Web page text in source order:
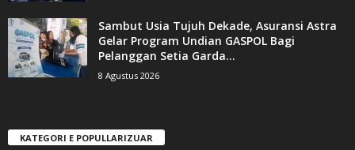
Sambut Usia Tujuh Dekade, Asuransi Astra
Gelar Program Undian GASPOL Bagi
Pelanggan Setia Garda...
8 Agustus 2026
KATEGORI E POPULLARIZUAR